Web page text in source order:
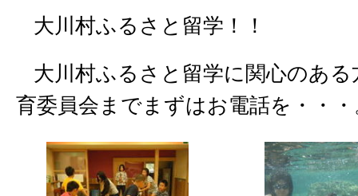
大川村ふるさと留学！！
大川村ふるさと留学に関心のある
育委員会までまずはお電話を・・